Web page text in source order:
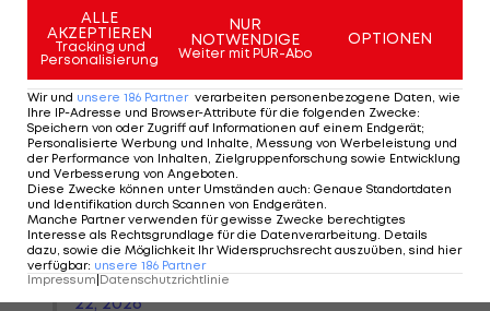
LIVE-Ticker >>>
Der Unfall von Albon im Video:
Albon brings out the red flag
after hitting a marmot on
trackpic.twitter.com/v527ajIghl
— Mahir 🇹🇷🇬🇧 (@ScrewderiaF1)May
22, 2026
ALLE
AKZEPTIEREN
Tracking und
Personalisierung
NUR
NOTWENDIGE
Weiter mit PUR-Abo
OPTIONEN
Wir und unsere 186 Partner verarbeiten personenbezogene Daten, wie
Ihre IP-Adresse und Browser-Attribute für die folgenden Zwecke:
Speichern von oder Zugriff auf Informationen auf einem Endgerät;
Personalisierte Werbung und Inhalte, Messung von Werbeleistung und
der Performance von Inhalten, Zielgruppenforschung sowie Entwicklung
und Verbesserung von Angeboten.
Diese Zwecke können unter Umständen auch: Genaue Standortdaten
und Identifikation durch Scannen von Endgeräten.
Manche Partner verwenden für gewisse Zwecke berechtigtes
Interesse als Rechtsgrundlage für die Datenverarbeitung. Details
dazu, sowie die Möglichkeit Ihr Widerspruchsrecht auszuüben, sind hier
verfügbar: unsere 186 Partner
Impressum Datenschutzrichtlinie